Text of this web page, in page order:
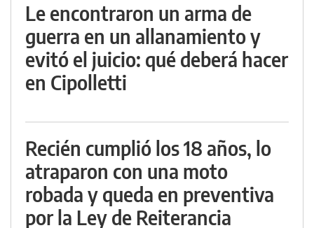
Le encontraron un arma de
guerra en un allanamiento y
evitó el juicio: qué deberá hacer
en Cipolletti
Recién cumplió los 18 años, lo
atraparon con una moto
robada y queda en preventiva
por la Ley de Reiterancia